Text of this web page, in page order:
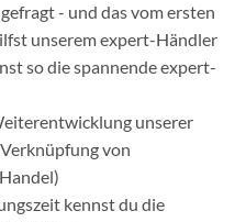
- und das vom ersten
unserem expert-Händler
so die spannende expert-
unserer
von
kennst du die